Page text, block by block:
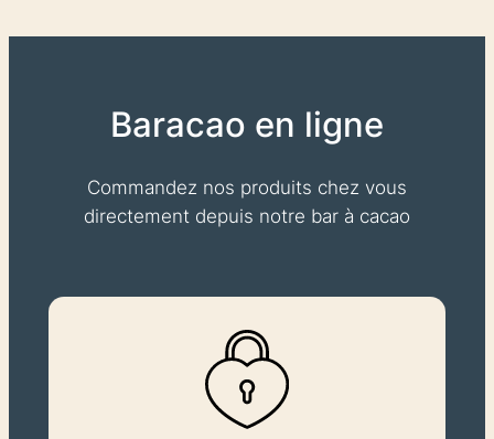
Baracao en ligne
Commandez nos produits chez vous
directement depuis notre bar à cacao